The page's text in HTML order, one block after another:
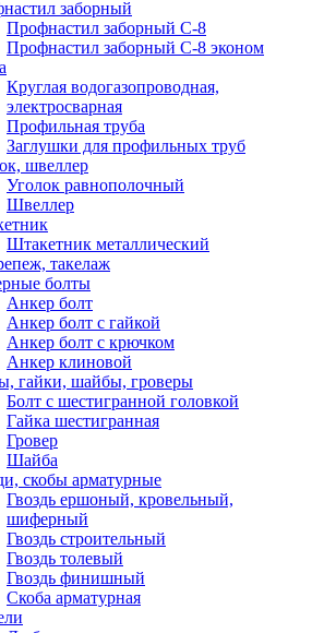
заборный
Профнастил заборный С-8
Профнастил заборный С-8 эконом
Круглая водогазопроводная,
электросварная
Профильная труба
Заглушки для профильных труб
швеллер
Уголок равнополочный
Швеллер
Штакетник металлический
такелаж
болты
Анкер болт
Анкер болт с гайкой
Анкер болт с крючком
Анкер клиновой
гайки, шайбы, гроверы
Болт c шестигранной головкой
Гайка шестигранная
Гровер
Шайба
скобы арматурные
Гвоздь ершоный, кровельный,
шиферный
Гвоздь строительный
Гвоздь толевый
Гвоздь финишный
Скоба арматурная